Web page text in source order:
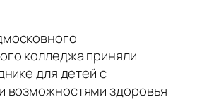
колледжа приняли
для детей с
возможностями здоровья